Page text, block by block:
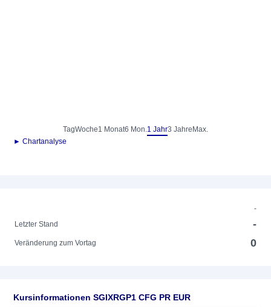
TagWoche1 Monat6 Mon.1 Jahr3 Jahre Max.
► Chartanalyse
-
Letzter Stand
-
Veränderung zum Vortag 0
Kursinformationen SGIXRGP1 CFG PR EUR